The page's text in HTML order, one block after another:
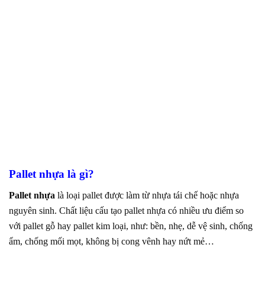
Pallet nhựa là gì?
Pallet nhựa là loại pallet được làm từ nhựa tái chế hoặc nhựa
nguyên sinh. Chất liệu cấu tạo pallet nhựa có nhiều ưu điểm so
với pallet gỗ hay pallet kim loại, như: bền, nhẹ, dễ vệ sinh, chống
ẩm, chống mối mọt, không bị cong vênh hay nứt mẻ…